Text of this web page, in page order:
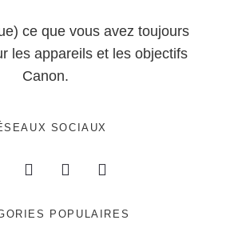
ce que vous avez toujours
les appareils et les objectifs
Canon.
SOCIAUX
POPULAIRES